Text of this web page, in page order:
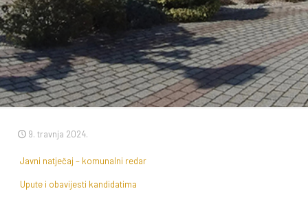
9. travnja 2024.
Javni natječaj – komunalni redar
Upute i obavijesti kandidatima